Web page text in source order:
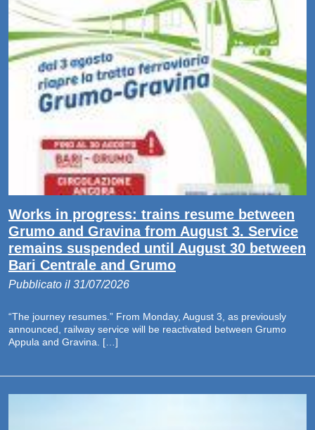
Works in progress: trains resume between
Grumo and Gravina from August 3. Service
remains suspended until August 30 between
Bari Centrale and Grumo
Pubblicato il 31/07/2026
“The journey resumes.” From Monday, August 3, as previously
announced, railway service will be reactivated between Grumo
Appula and Gravina. […]